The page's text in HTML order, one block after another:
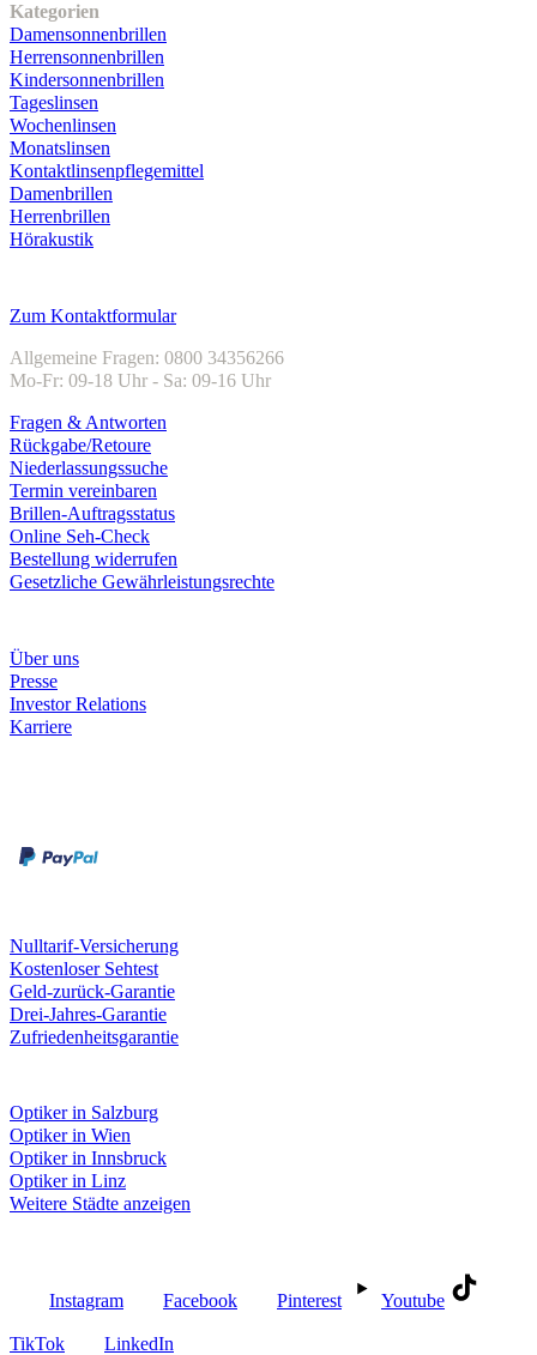
Kategorien
Damensonnenbrillen
Herrensonnenbrillen
Kindersonnenbrillen
Tageslinsen
Wochenlinsen
Monatslinsen
Kontaktlinsenpflegemittel
Damenbrillen
Herrenbrillen
Hörakustik
Zum Kontaktformular
Allgemeine Fragen: 0800 34356266
Mo-Fr: 09-18 Uhr - Sa: 09-16 Uhr
Fragen & Antworten
Rückgabe/Retoure
Niederlassungssuche
Termin vereinbaren
Brillen-Auftragsstatus
Online Seh-Check
Bestellung widerrufen
Gesetzliche Gewährleistungsrechte
Über uns
Presse
Investor Relations
Karriere
Nulltarif-Versicherung
Kostenloser Sehtest
Geld-zurück-Garantie
Drei-Jahres-Garantie
Zufriedenheitsgarantie
Optiker in Salzburg
Optiker in Wien
Optiker in Innsbruck
Optiker in Linz
Weitere Städte anzeigen
Instagram Facebook Pinterest Youtube
TikTok LinkedIn